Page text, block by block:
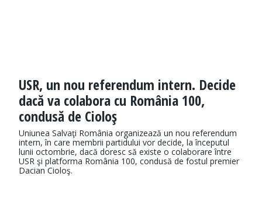
USR, un nou referendum intern. Decide
dacă va colabora cu România 100,
condusă de Cioloş
Uniunea Salvaţi România organizează un nou referendum
intern, în care membrii partidului vor decide, la începutul
lunii octombrie, dacă doresc să existe o colaborare între
USR şi platforma România 100, condusă de fostul premier
Dacian Cioloş.